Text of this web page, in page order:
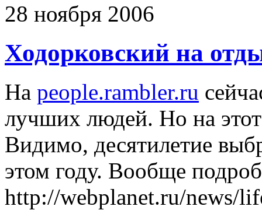
28 ноября 2006
Ходорковский на
На people.rambler.ru
лучших людей. Но на этот
Видимо, десятилетие
этом году. Вообще
http://webplanet.ru/news/